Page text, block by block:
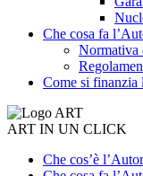
Che cosa fa
Normativa
Come si finanzia
ART IN UN CLICK
Che cos’è